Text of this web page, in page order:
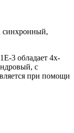
синхронный,
3 обладает 4х-
с
при помощи